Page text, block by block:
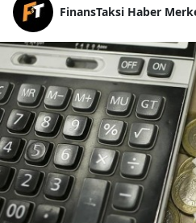
FinansTaksi Haber